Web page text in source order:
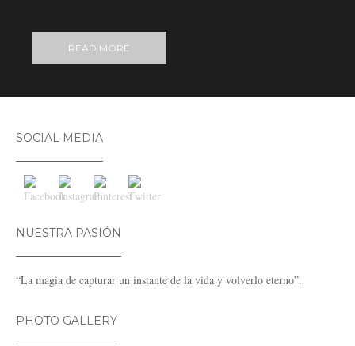
READ MORE
SOCIAL MEDIA
NUESTRA PASIÓN
“La magia de capturar un instante de la vida y volverlo eterno”.
PHOTO GALLERY